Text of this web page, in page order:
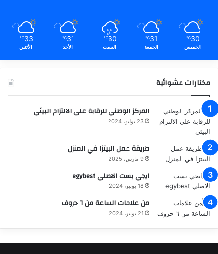
30
℃
الخميس
31
℃
الجمعة
30
℃
السبت
31
℃
الأحد
33
℃
الأثنين
مختارات عشوائية
المركز الوطني للرقابة على الالتزام البيئي
23 يوليو، 2024
طريقة عمل البيتزا في المنزل
9 مارس، 2025
ايجي بست الاصلي egybest
18 يونيو، 2024
من علامات الساعة من ٦ حروف
21 يونيو، 2024